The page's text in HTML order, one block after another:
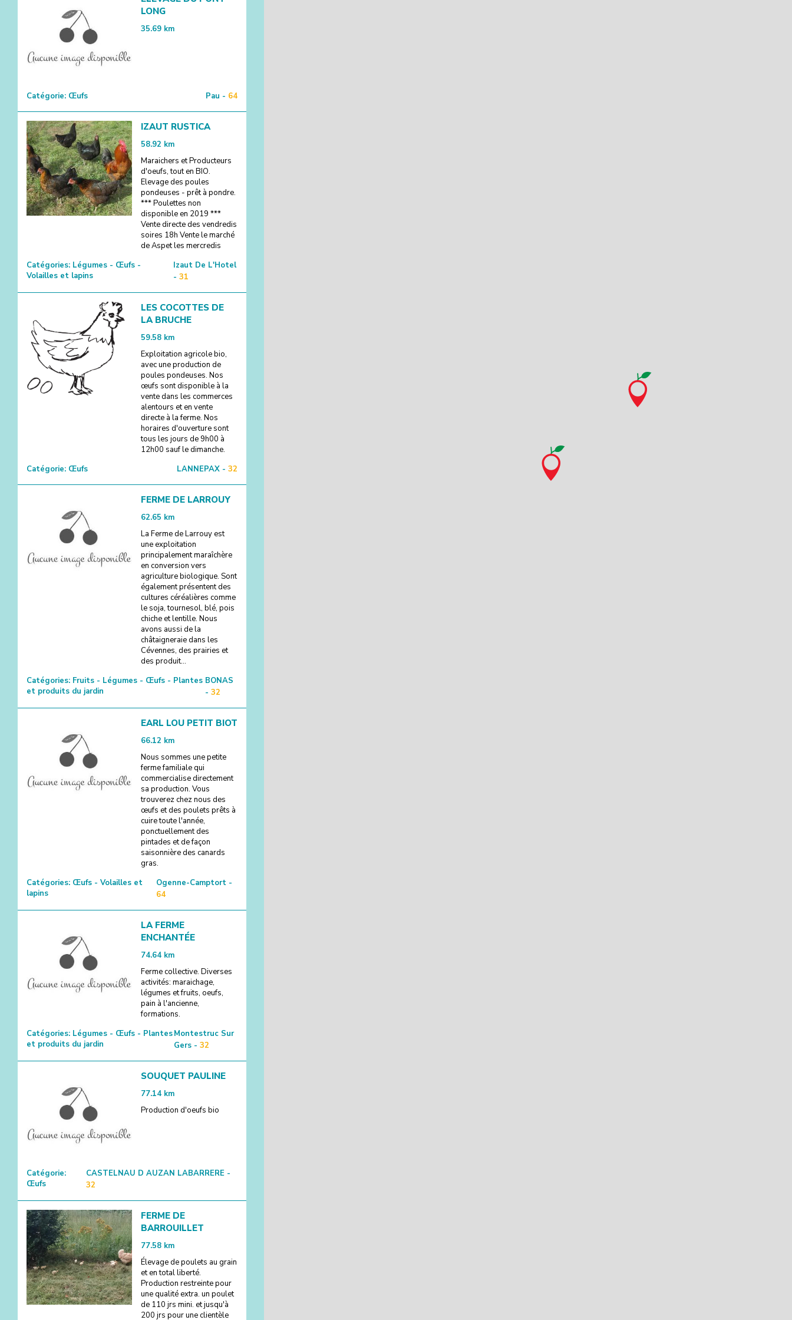
LONG
35.69 km
Catégorie: Œufs Pau - 64
IZAUT RUSTICA
58.92 km
Maraichers et Producteurs
d'oeufs, tout en BIO.
Elevage des poules
pondeuses - prêt à pondre.
*** Poulettes non
disponible en 2019 ***
Vente directe des vendredis
soires 18h Vente le marché
de Aspet les mercredis
Catégories: Légumes - Œufs -
Volailles et lapins
Izaut De L'Hotel
- 31
LES COCOTTES DE
LA BRUCHE
59.58 km
Exploitation agricole bio,
avec une production de
poules pondeuses. Nos
œufs sont disponible à la
vente dans les commerces
alentours et en vente
directe à la ferme. Nos
horaires d'ouverture sont
tous les jours de 9h00 à
12h00 sauf le dimanche.
Catégorie: Œufs LANNEPAX - 32
FERME DE LARROUY
62.65 km
La Ferme de Larrouy est
une exploitation
principalement maraîchère
en conversion vers
agriculture biologique. Sont
également présentent des
cultures céréalières comme
le soja, tournesol, blé, pois
chiche et lentille. Nous
avons aussi de la
châtaigneraie dans les
Cévennes, des prairies et
des produit...
Catégories: Fruits - Légumes - Œufs - Plantes
et produits du jardin
BONAS
- 32
EARL LOU PETIT BIOT
66.12 km
Nous sommes une petite
ferme familiale qui
commercialise directement
sa production. Vous
trouverez chez nous des
œufs et des poulets prêts à
cuire toute l'année,
ponctuellement des
pintades et de façon
saisonnière des canards
gras.
Catégories: Œufs - Volailles et
lapins
Ogenne-Camptort -
64
LA FERME
ENCHANTÉE
74.64 km
Ferme collective. Diverses
activités: maraichage,
légumes et fruits, oeufs,
pain à l'ancienne,
formations.
Catégories: Légumes - Œufs - Plantes
et produits du jardin
Montestruc Sur
Gers - 32
SOUQUET PAULINE
77.14 km
Production d'oeufs bio
Catégorie:
Œufs
CASTELNAU D AUZAN LABARRERE -
32
FERME DE
BARROUILLET
77.58 km
Élevage de poulets au grain
et en total liberté.
Production restreinte pour
une qualité extra. un poulet
de 110 jrs mini. et jusqu'à
200 jrs pour une clientèle